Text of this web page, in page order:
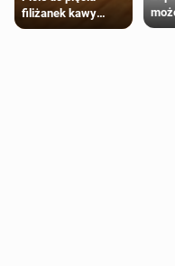
filiżanek kawy
dziennie jest